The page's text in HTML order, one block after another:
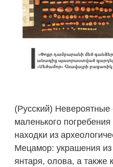
(Русский)
маленького
находки из
Мецамор: украшения из
янтаря, олова, а также